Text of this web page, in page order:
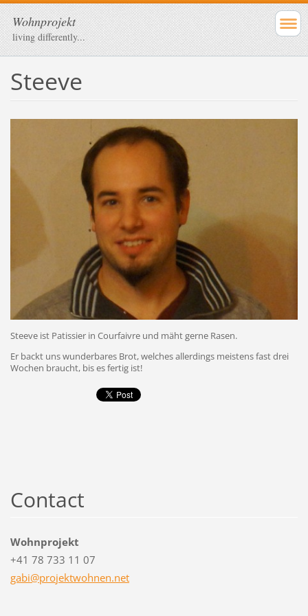
Wohnprojekt
living differently...
Steeve
Steeve ist Patissier in Courfaivre und mäht gerne Rasen.
Er backt uns wunderbares Brot, welches allerdings meistens fast drei
Wochen braucht, bis es fertig ist!
Contact
Wohnprojekt
+41 78 733 11 07
gabi@projektwohnen.net